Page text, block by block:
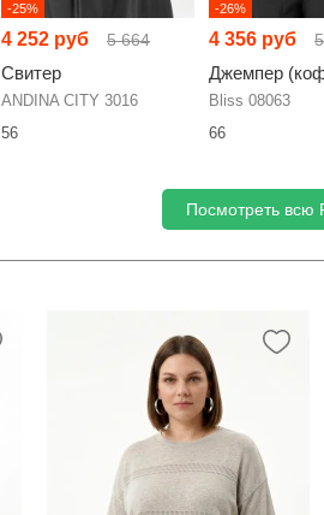
-25%
4 252 руб 5 664
Свитер
ANDINA CITY 3016
56
-26%
4 356 руб
Джемпер
Bliss 08063
66
Посмотреть